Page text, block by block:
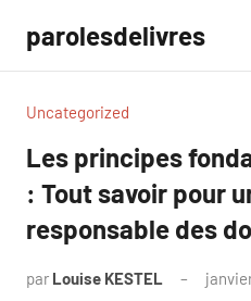
contenu
parolesdelivres
Uncategorized
Les principes
: Tout savoir pour
responsable des
par Louise KESTEL